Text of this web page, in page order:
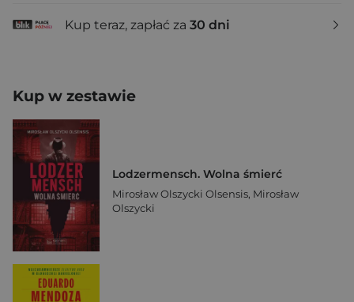
Kup teraz, zapłać za 30 dni
Kup w zestawie
Lodzermensch. Wolna śmierć
Mirosław Olszycki Olsensis, Mirosław
Olszycki